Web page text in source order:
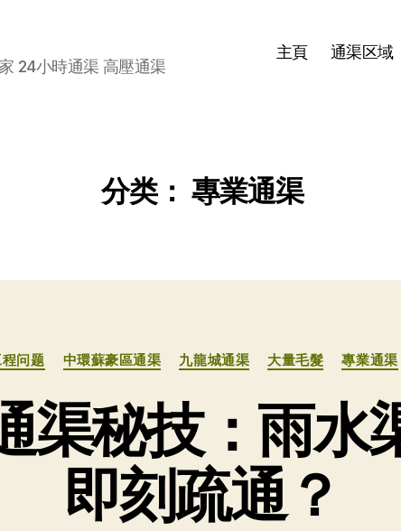
24小時通渠 高壓通渠
主頁 通渠区域
分类： 專業通渠
分
类
问题 中環蘇豪區通渠 九龍城通渠 大量毛髮 專業通渠
渠秘技：雨水
即刻疏通？